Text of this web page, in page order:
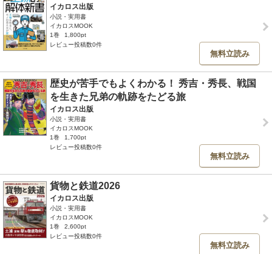
イカロス出版
小説・実用書
イカロスMOOK
1巻
1,800pt
レビュー投稿数0件
無料立読み
歴史が苦手でもよくわかる！ 秀吉・秀⾧、戦国
を生きた兄弟の軌跡をたどる旅
イカロス出版
小説・実用書
イカロスMOOK
1巻
1,700pt
レビュー投稿数0件
無料立読み
貨物と鉄道2026
イカロス出版
小説・実用書
イカロスMOOK
1巻
2,600pt
レビュー投稿数0件
無料立読み